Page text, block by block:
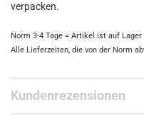
verpacken.
Norm 3-4 Tage = Artikel ist auf Lager
Alle Lieferzeiten, die von der Norm
Kundenrezensionen